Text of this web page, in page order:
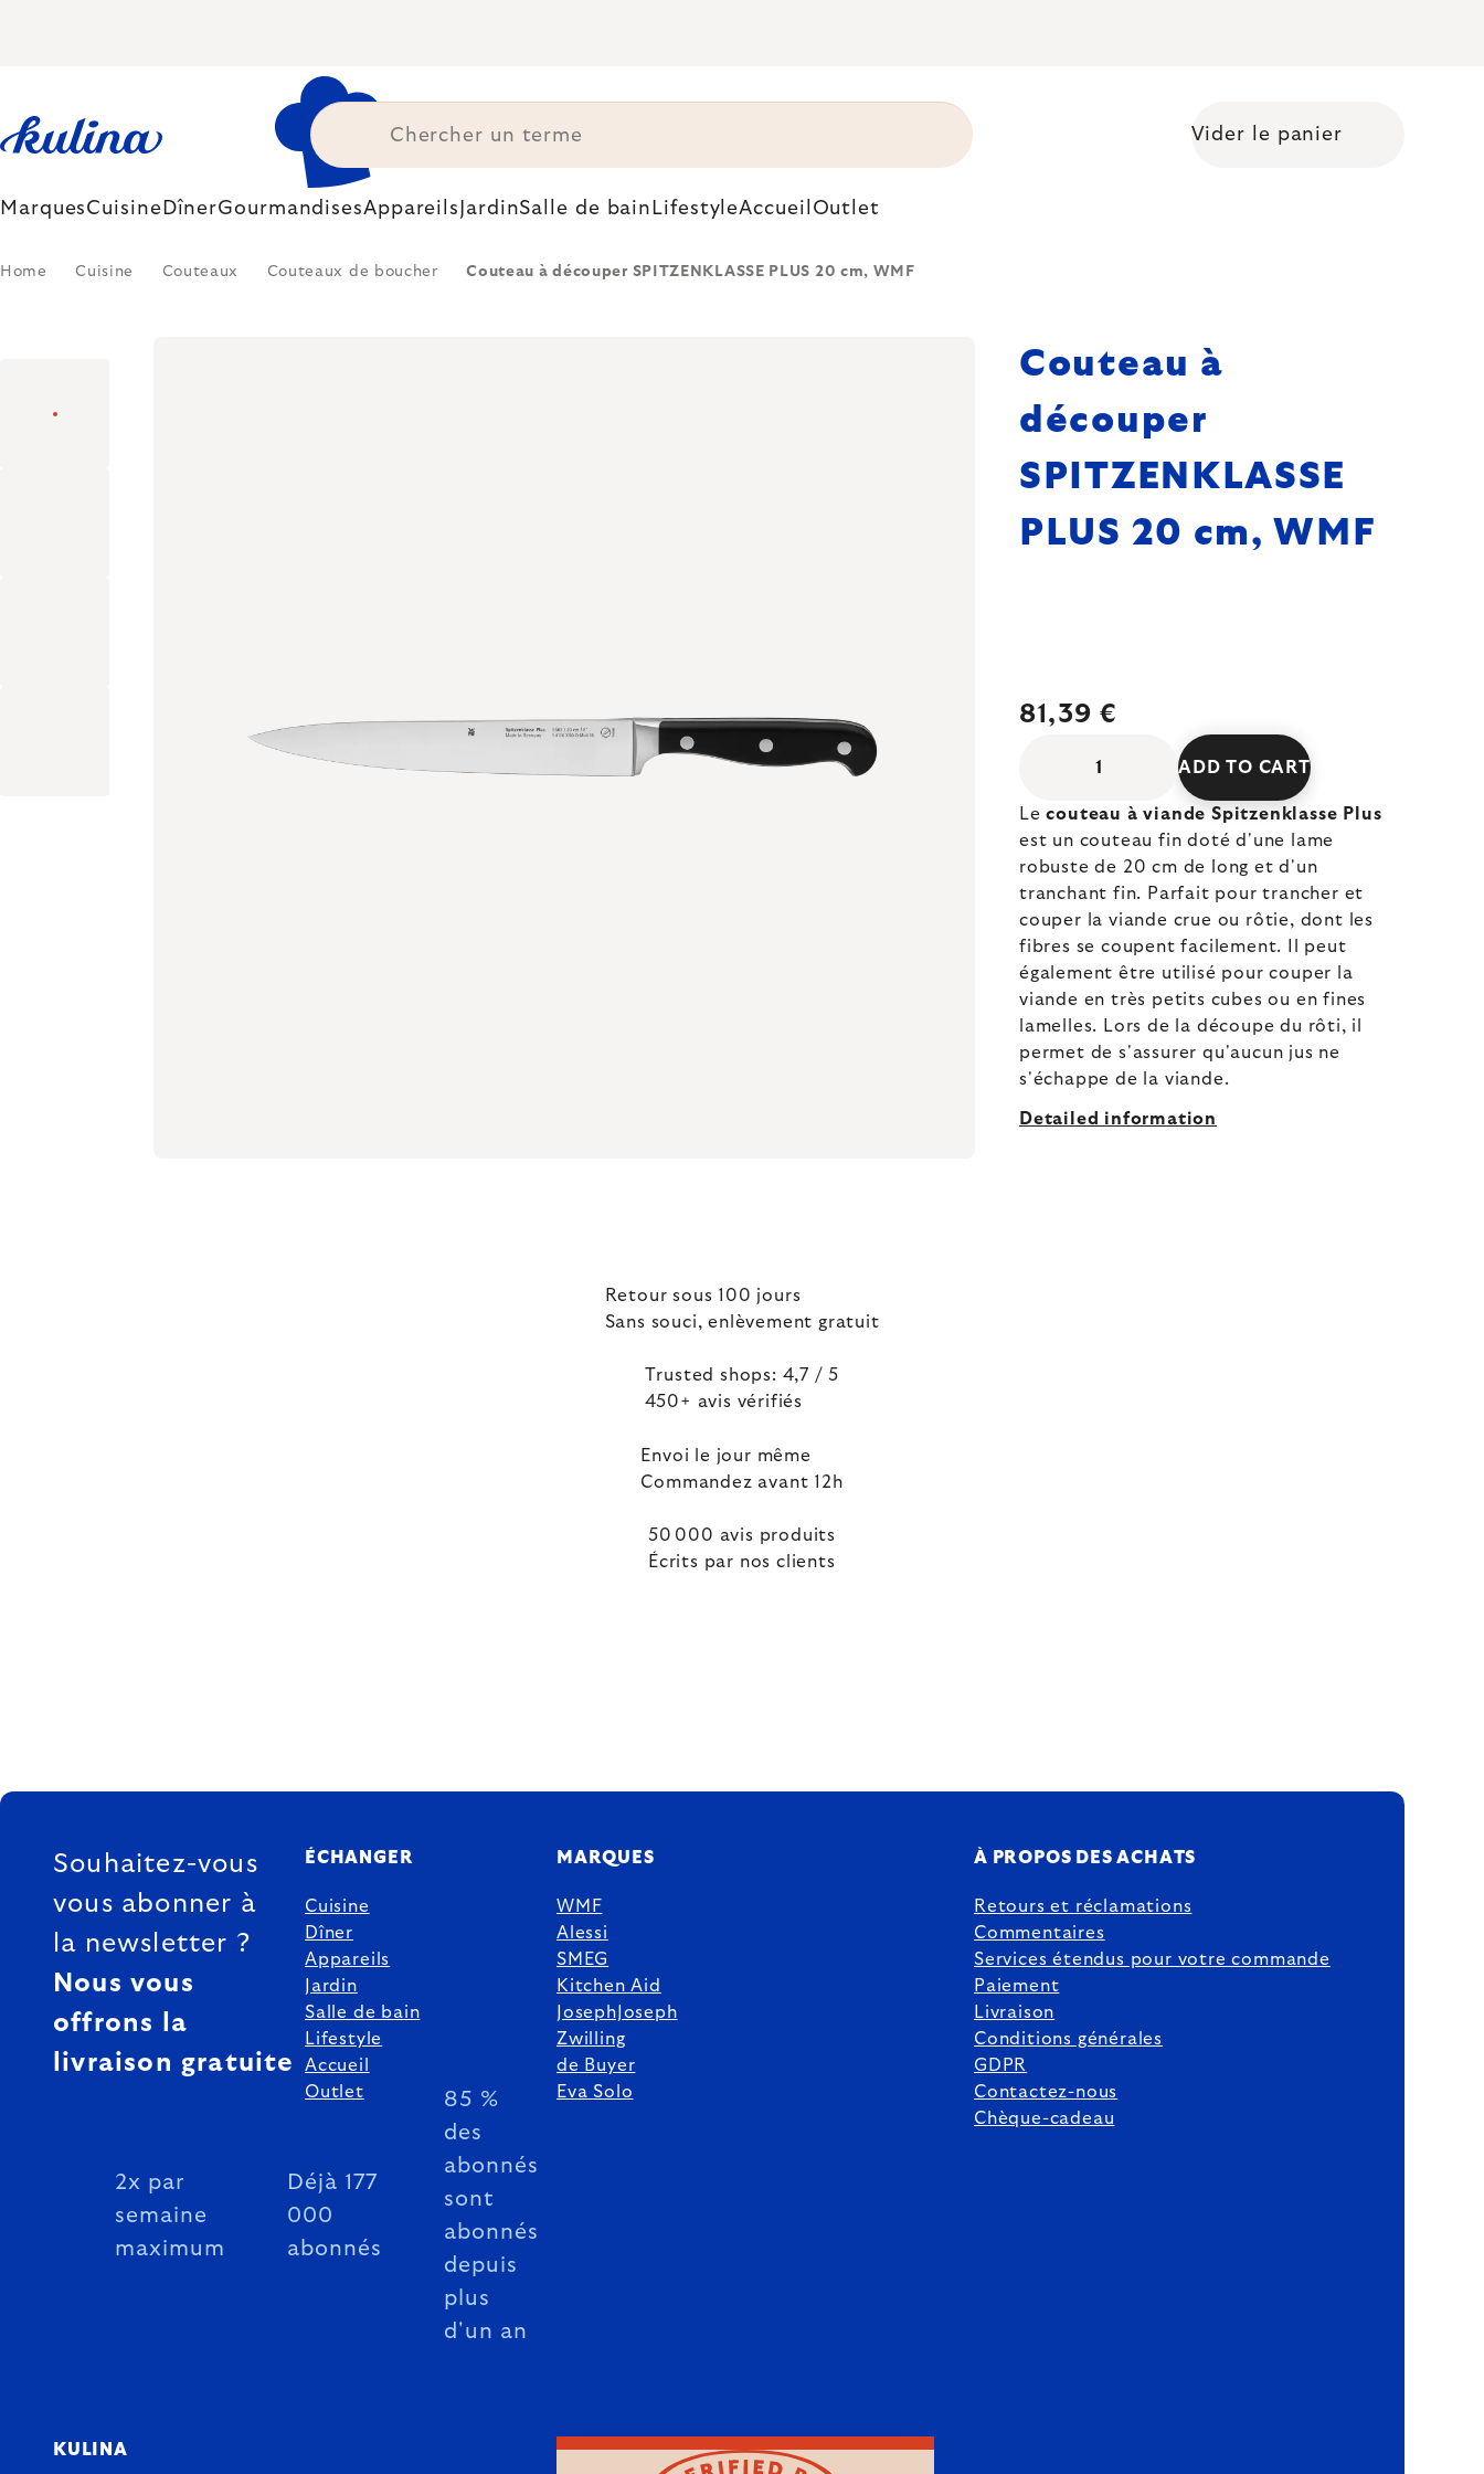
Shopping cart
Vider le panier
MarquesCuisine DînerGourmandisesAppareils JardinSalle de bain LifestyleAccueil Outlet
Home Cuisine Couteaux Couteaux de boucher Couteau à découper SPITZENKLASSE PLUS 20 cm, WMF
Couteau à
découper
SPITZENKLASSE
PLUS 20 cm, WMF
81,39 €
ADD TO CART
Lecouteau à viande Spitzenklasse Plus
est un couteau fin doté d'une lame
robuste de 20 cm de long et d'un
tranchant fin. Parfait pour trancher et
couper la viande crue ou rôtie, dont les
fibres se coupent facilement. Il peut
également être utilisé pour couper la
viande en très petits cubes ou en fines
lamelles. Lors de la découpe du rôti, il
permet de s'assurer qu'aucun jus ne
s'échappe de la viande.
Detailed information
Retour sous 100 jours
Sans souci, enlèvement gratuit
Trusted shops: 4,7 / 5
450+ avis vérifiés
Envoi le jour même
Commandez avant 12h
50 000 avis produits
Écrits par nos clients
FOOTER
Souhaitez-vous
vous abonner à
la newsletter ?
Nous vous
offrons la
livraison gratuite
2x par
semaine
maximum
Déjà 177
000
abonnés
85 %
des
abonnés
sont
abonnés
depuis
plus
d'un an
ÉCHANGER
Cuisine
Dîner
Appareils
Jardin
Salle de bain
Lifestyle
Accueil
Outlet
MARQUES
WMF
Alessi
SMEG
Kitchen Aid
JosephJoseph
Zwilling
de Buyer
Eva Solo
À PROPOS DES ACHATS
Retours et réclamations
Commentaires
Services étendus pour votre commande
Paiement
Livraison
Conditions générales
GDPR
Contactez-nous
Chèque-cadeau
KULINA